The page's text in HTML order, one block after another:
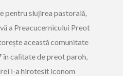
pentru slujirea pastorală,
a Preacucernicului Preot
această comunitate
în calitate de preot paroh,
l-a hirotesit iconom